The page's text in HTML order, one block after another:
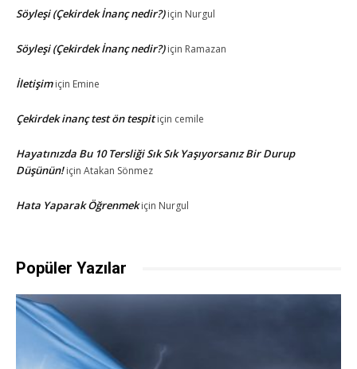
Söyleşi (Çekirdek İnanç nedir?)için Nurgul
Söyleşi (Çekirdek İnanç nedir?)için Ramazan
İletişimiçin Emine
Çekirdek inanç test ön tespitiçin cemile
Hayatınızda Bu 10 Tersliği Sık Sık Yaşıyorsanız Bir Durup
Düşünün!için Atakan Sönmez
Hata Yaparak Öğrenmekiçin Nurgul
Popüler Yazılar